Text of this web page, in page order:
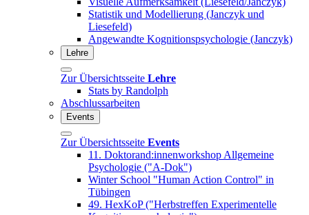
Statistik und Modellierung (Janczyk und
Liesefeld)
Angewandte Kognitionspsychologie (Janczyk)
Lehre
Zur Übersichtsseite Lehre
Stats by Randolph
Abschlussarbeiten
Events
Zur Übersichtsseite Events
11. Doktorand:innenworkshop Allgemeine
Psychologie ("A-Dok")
Winter School "Human Action Control" in
Tübingen
49. HexKoP ("Herbstreffen Experimentelle